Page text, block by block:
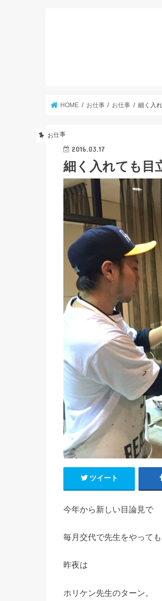
HOME お仕事 お仕事 細く入
お仕事
2016.03.17
細く入れても目
ツイート
今年から新しい目論見で
毎月交代で先生をやって
昨夜は
ホリケン先生のターン。